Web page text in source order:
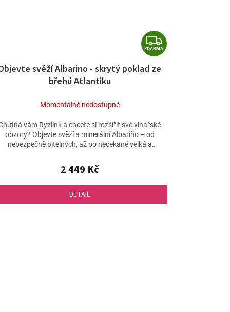
Z
D
ZDARMA
svěží Albarino - skrytý poklad ze
břehů Atlantiku
Momentálně nedostupné
2 449 Kč
DETAIL
vám Ryzlink a chcete si rozšířit své vinařské
obzory? Objevte svěží a minerální Albariño – od
nebezpečně pitelných, až po nečekaně velká a